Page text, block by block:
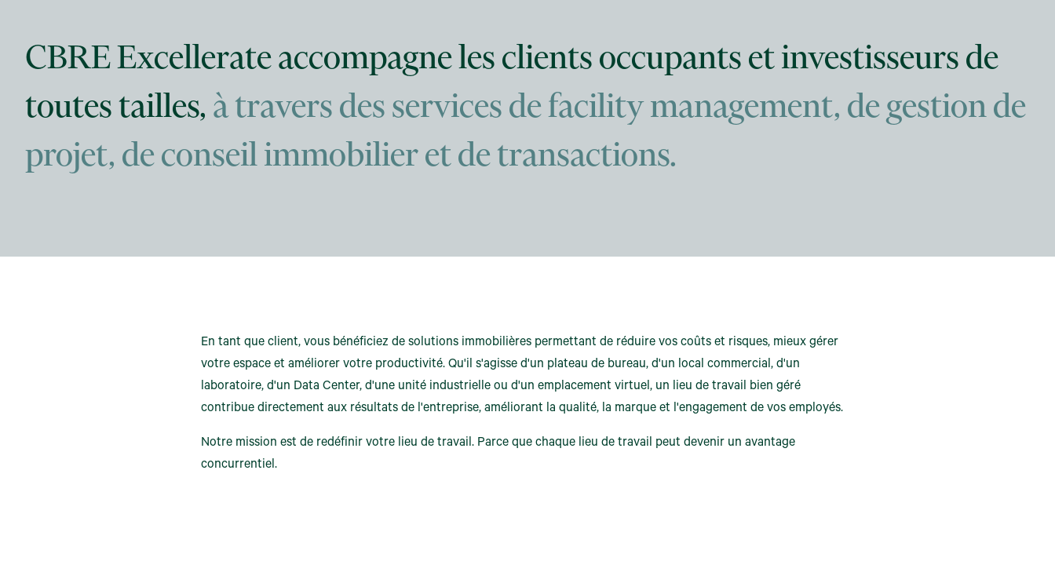
CBRE Excellerate accompagne les clients occupants et investisseurs de
toutes tailles, à travers des services de facility management, de gestion de
projet, de conseil immobilier et de transactions.
En tant que client, vous bénéficiez de solutions immobilières permettant de réduire vos coûts et risques, mieux gérer
votre espace et améliorer votre productivité. Qu'il s'agisse d'un plateau de bureau, d'un local commercial, d'un
laboratoire, d'un Data Center, d'une unité industrielle ou d'un emplacement virtuel, un lieu de travail bien géré
contribue directement aux résultats de l'entreprise, améliorant la qualité, la marque et l'engagement de vos employés.
Notre mission est de redéfinir votre lieu de travail. Parce que chaque lieu de travail peut devenir un avantage
concurrentiel.